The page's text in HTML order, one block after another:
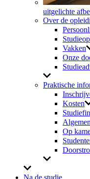
uitgelichte
Over de
Vakken
Onze
Praktische
Kosten
Op